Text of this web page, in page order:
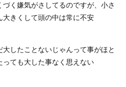
く嫌気がさしてるのですが、小さ
きくして頭の中は常に不安
したことないじゃんって事がほと
ても大した事なく思えない